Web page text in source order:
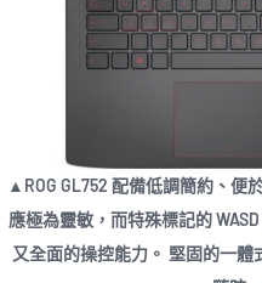
▲ROG GL752 配備低調簡約、便
應極為靈敏，而特殊標記的
又全面的操控能力。 堅固的一體